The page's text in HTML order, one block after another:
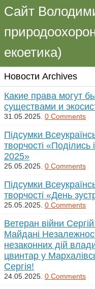
Сайт
екоетика)
Новости Archives
Какие права могут
существами и
31.05.2025. 0 Comments
Підсумки
творчості «Поділись
2025»
25.05.2025. 0 Comments
Підсумки
творчості «День
25.05.2025. 0 Comments
Ветеран війни
Майдані
незаконних дій
цвинтар у
Сергія!
24.05.2025. 0 Comments